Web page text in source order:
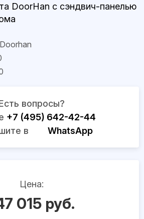
вопросы?
+7 (495) 642-42-44
в
WhatsApp
Цена:
015 руб.